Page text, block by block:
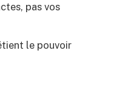
pas vos
le pouvoir